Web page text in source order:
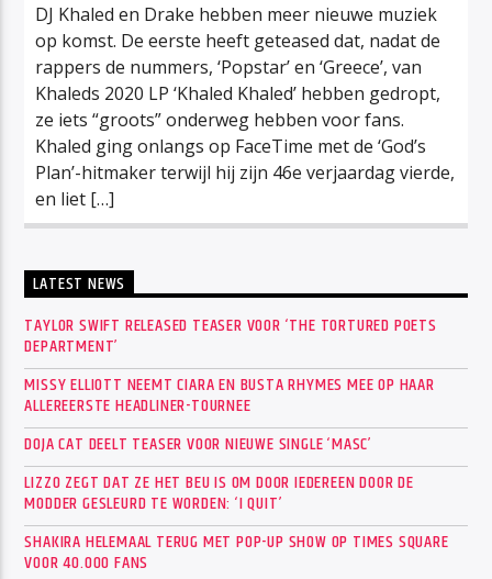
DJ Khaled en Drake hebben meer nieuwe muziek
op komst. De eerste heeft geteased dat, nadat de
rappers de nummers, ‘Popstar’ en ‘Greece’, van
Khaleds 2020 LP ‘Khaled Khaled’ hebben gedropt,
ze iets “groots” onderweg hebben voor fans.
Khaled ging onlangs op FaceTime met de ‘God’s
Plan’-hitmaker terwijl hij zijn 46e verjaardag vierde,
en liet […]
LATEST NEWS
TAYLOR SWIFT RELEASED TEASER VOOR ‘THE TORTURED POETS
DEPARTMENT’
MISSY ELLIOTT NEEMT CIARA EN BUSTA RHYMES MEE OP HAAR
ALLEREERSTE HEADLINER-TOURNEE
DOJA CAT DEELT TEASER VOOR NIEUWE SINGLE ‘MASC’
LIZZO ZEGT DAT ZE HET BEU IS OM DOOR IEDEREEN DOOR DE
MODDER GESLEURD TE WORDEN: ‘I QUIT’
SHAKIRA HELEMAAL TERUG MET POP-UP SHOW OP TIMES SQUARE
VOOR 40.000 FANS